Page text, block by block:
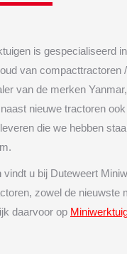
is gespecialiseerd
van compacttractoren
van de merken
nieuwe tractoren
die we hebben
vindt u bij Duteweert
zowel de nieuwste
daarvoor op